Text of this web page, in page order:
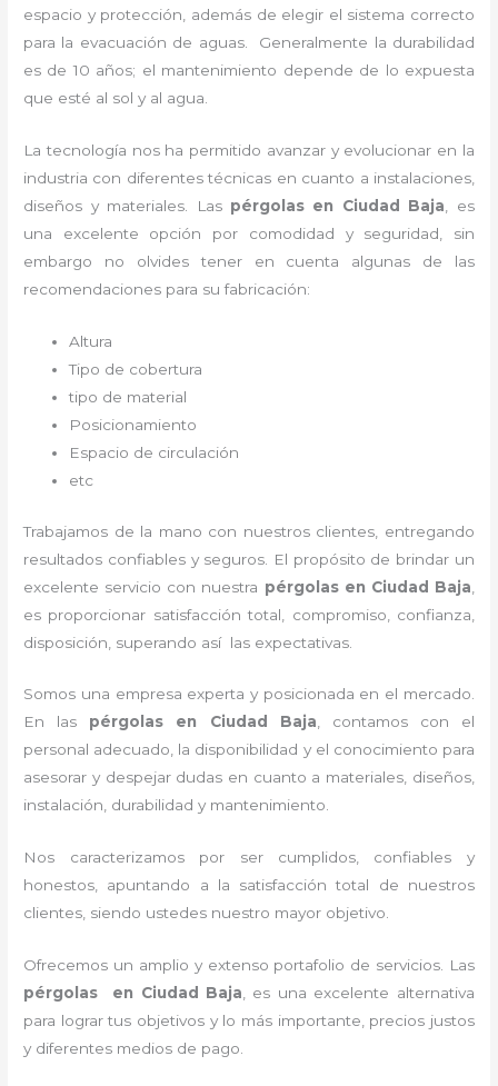
espacio y protección, además de elegir el sistema correcto
para la evacuación de aguas. Generalmente la durabilidad
es de 10 años; el mantenimiento depende de lo expuesta
que esté al sol y al agua.
La tecnología nos ha permitido avanzar y evolucionar en la
industria con diferentes técnicas en cuanto a instalaciones,
diseños y materiales. Las pérgolas en Ciudad Baja , es
una excelente opción por comodidad y seguridad, sin
embargo no olvides tener en cuenta algunas de las
recomendaciones para su fabricación:
Altura
Tipo de cobertura
tipo de material
Posicionamiento
Espacio de circulación
etc
Trabajamos de la mano con nuestros clientes, entregando
resultados confiables y seguros. El propósito de brindar un
excelente servicio con nuestra pérgolas en Ciudad Baja
es proporcionar satisfacción total, compromiso, confianza,
disposición, superando así las expectativas.
Somos una empresa experta y posicionada en el mercado.
En las pérgolas en Ciudad Baja, contamos con el
personal adecuado, la disponibilidad y el conocimiento para
asesorar y despejar dudas en cuanto a materiales, diseños,
instalación, durabilidad y mantenimiento.
Nos caracterizamos por ser cumplidos, confiables y
honestos, apuntando a la satisfacción total de nuestros
clientes, siendo ustedes nuestro mayor objetivo.
Ofrecemos un amplio y extenso portafolio de servicios. Las
pérgolas en Ciudad Baja , es una excelente alternativa
para lograr tus objetivos y lo más importante, precios justos
y diferentes medios de pago.